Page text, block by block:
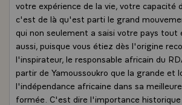
votre expérience de la vie, votre capacité
c'est de là qu'est parti le grand
qui non seulement a saisi votre pays tout
aussi, puisque vous étiez dès l'origine
l'inspirateur, le responsable africain du
partir de Yamoussoukro que la grande et
l'indépendance africaine dans sa
formée. C'est dire l'importance historique